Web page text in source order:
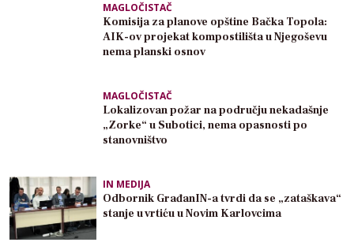
MAGLOČISTAČ
Komisija za planove opštine Bačka Topola:
AIK-ov projekat kompostilišta u Njegoševu
nema planski osnov
MAGLOČISTAČ
Lokalizovan požar na području nekadašnje
„Zorke“ u Subotici, nema opasnosti po
stanovništvo
IN MEDIJA
Odbornik GrađanIN-a tvrdi da se „zataškava“
stanje u vrtiću u Novim Karlovcima